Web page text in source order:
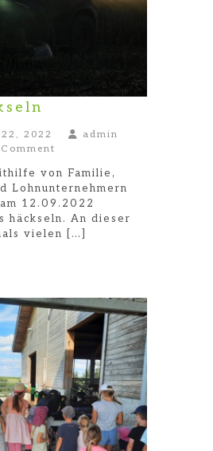
2022
admin
von Familie,
Lohnunternehmern
12.09.2022
häckseln. An dieser
vielen […]